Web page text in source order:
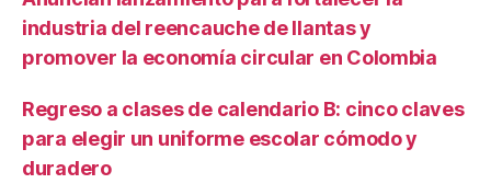
industria del reencauche de llantas y
promover la economía circular en Colombia
Regreso a clases de calendario B: cinco claves
para elegir un uniforme escolar cómodo y
duradero